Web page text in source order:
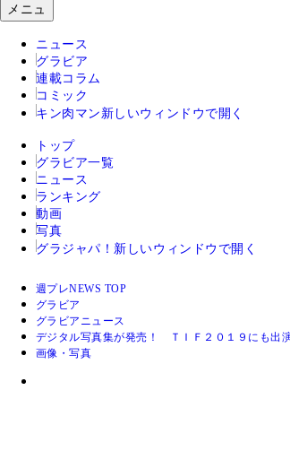
メニュ
ニュース
グラビア
連載コラム
コミック
キン肉マン 新しいウィンドウで開く
トップ
グラビア一覧
ニュース
ランキング
動画
写真
グラジャパ！ 新しいウィンドウで開く
週プレNEWS TOP
グラビア
グラビアニュース
デジタル写真集が発売！ ＴＩＦ２０１９にも出
画像・写真